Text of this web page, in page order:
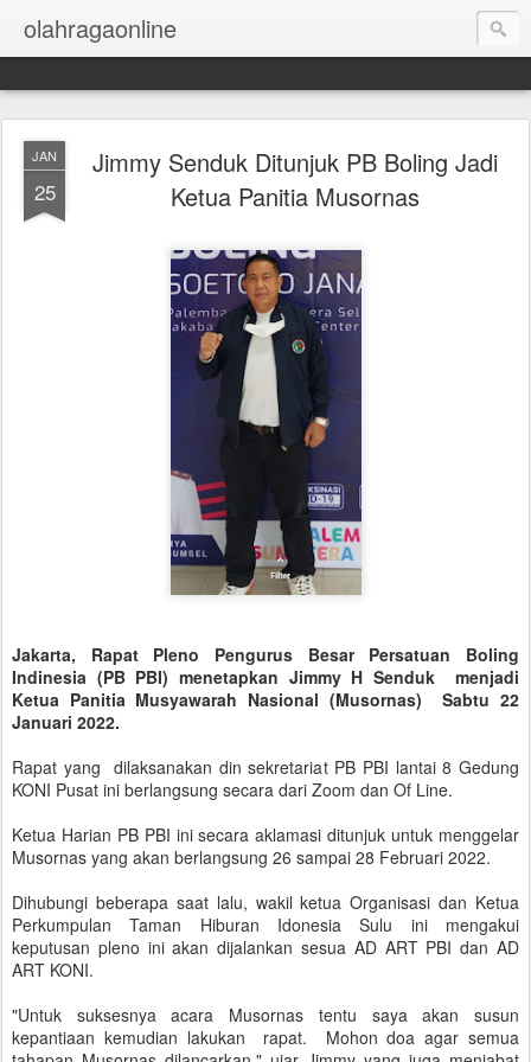
olahragaonline
JAN
25
Jimmy Senduk Ditunjuk PB Boling Jadi
Ketua Panitia Musornas
Jakarta, Rapat Pleno Pengurus Besar Persatuan Boling
Indinesia (PB PBI) menetapkan Jimmy H Senduk menjadi
Ketua Panitia Musyawarah Nasional (Musornas) Sabtu 22
Januari 2022.
Rapat yang dilaksanakan din sekretariat PB PBI lantai 8 Gedung
KONI Pusat ini berlangsung secara dari Zoom dan Of Line.
Ketua Harian PB PBI ini secara aklamasi ditunjuk untuk menggelar
Musornas yang akan berlangsung 26 sampai 28 Februari 2022.
Dihubungi beberapa saat lalu, wakil ketua Organisasi dan Ketua
Perkumpulan Taman Hiburan Idonesia Sulu ini mengakui
keputusan pleno ini akan dijalankan sesua AD ART PBI dan AD
ART KONI.
"Untuk suksesnya acara Musornas tentu saya akan susun
kepantiaan kemudian lakukan rapat. Mohon doa agar semua